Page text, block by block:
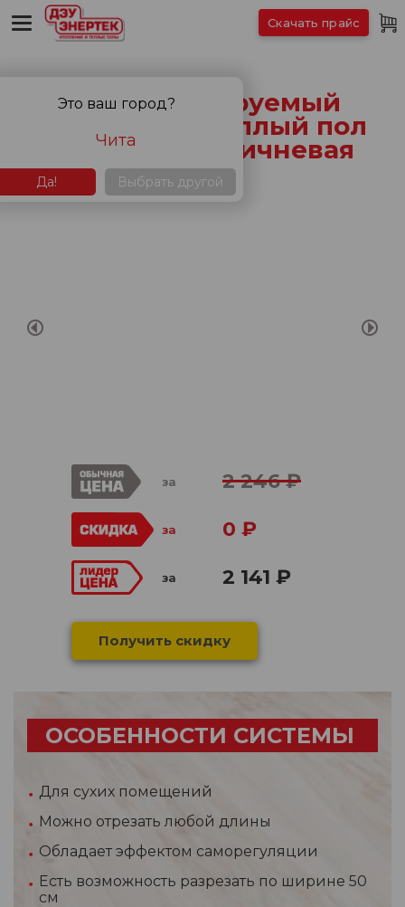
Саморегулируемый
пленочный теплый пол
ЭНЕРПИЯ Коричневая
за 2 246 ₽
за 0 ₽
за 2 141 ₽
Получить скидку
ОСОБЕННОСТИ СИСТЕМЫ
Для сухих помещений
Можно отрезать любой длины
Обладает эффектом саморегуляции
Есть возможность разрезать по ширине 50
см
Скачать прайс
Это ваш город?
Чита
Да! Выбрать другой